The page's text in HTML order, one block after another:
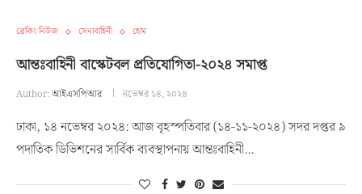
ব্রেকিং নিউজ সেনাবাহিনী হোম
আন্তঃবাহিনী বাস্কেটবল প্রতিযোগিতা-২০২৪ সমাপ্ত
Author:আইএসপিআর নভেম্বর ১৪, ২০২৪
ঢাকা, ১৪ নভেম্বর ২০২৪: আজ বৃহস্পতিবার (১৪-১১-২০২৪) সদর দপ্তর ৯
পদাতিক ডিভিশনের সার্বিক ব্যবস্থাপনায় আন্তঃবাহিনী…